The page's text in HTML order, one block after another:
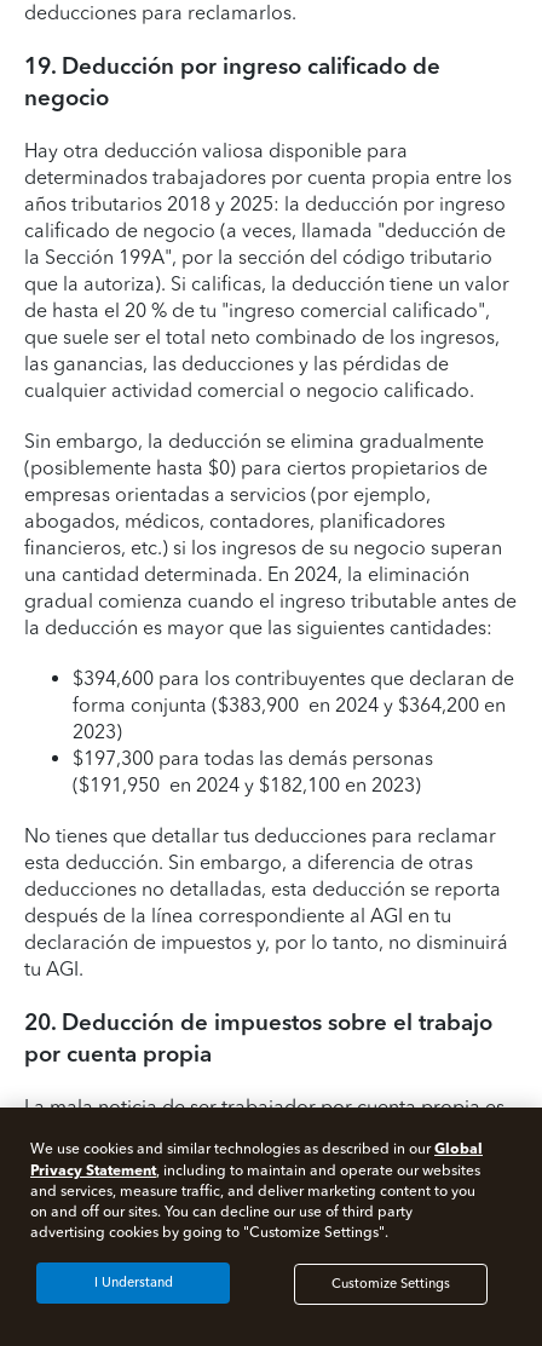
deducciones para reclamarlos.
19. Deducción por ingreso calificado de
negocio
Hay otra deducción valiosa disponible para
determinados trabajadores por cuenta propia entre los
años tributarios 2018 y 2025: la deducción por ingreso
calificado de negocio (a veces, llamada "deducción de
la Sección 199A", por la sección del código tributario
que la autoriza). Si calificas, la deducción tiene un valor
de hasta el 20 % de tu "ingreso comercial calificado",
que suele ser el total neto combinado de los ingresos,
las ganancias, las deducciones y las pérdidas de
cualquier actividad comercial o negocio calificado.
Sin embargo, la deducción se elimina gradualmente
(posiblemente hasta $0) para ciertos propietarios de
empresas orientadas a servicios (por ejemplo,
abogados, médicos, contadores, planificadores
financieros, etc.) si los ingresos de su negocio superan
una cantidad determinada. En 2024, la eliminación
gradual comienza cuando el ingreso tributable antes de
la deducción es mayor que las siguientes cantidades:
$394,600 para los contribuyentes que declaran de
forma conjunta ($383,900 en 2024 y $364,200 en
2023)
$197,300 para todas las demás personas
($191,950 en 2024 y $182,100 en 2023)
No tienes que detallar tus deducciones para reclamar
esta deducción. Sin embargo, a diferencia de otras
deducciones no detalladas, esta deducción se reporta
después de la línea correspondiente al AGI en tu
declaración de impuestos y, por lo tanto, no disminuirá
tu AGI.
20. Deducción de impuestos sobre el trabajo
por cuenta propia
La mala noticia de ser trabajador por cuenta propia es
concepto de impuestos del Seguro Social y Medicare.
Esta carga adicional, conocida comoimpuesto sobre el
trabajo por cuenta propia, equivale a la cantidad
combinada que normalmente pagan los empleados y
los empleadores.
We use cookies and similar technologies as described in ourGlobal
Privacy Statement, including to maintain and operate our websites
and services, measure traffic, and deliver marketing content to you
on and off our sites. You can decline our use of third party
advertising cookies by going to "Customize Settings".
Customize Settings
I Understand